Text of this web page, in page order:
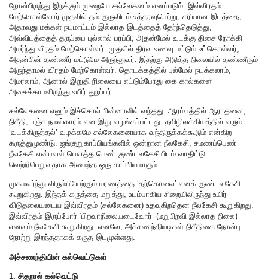
நோன்பிருந்து இறக்கும் முறையே சல்லேகனம் எனப்படும். இவ்விரதம்
மேற்கொள்வோர் முதலில் தம் குருவிடம் உத்தரவுபெற்று, சரியான இடத்தை,
அதாவது மக்கள் நடமாட்டம் இல்லாத இடத்தைத் தேர்ந்தெடுத்து,
அவ்விடத்தைத் தருப்பை புல்லால் பரப்பி, அதன்மேல் வடக்கு திசை நோக்கி
அமர்ந்து விரதம் மேற்கொள்வர். முதலில் திரவ உணவு மட்டும் உட்கொள்வர்,
அதன்பின் தண்ணீர் மட்டுமே அருந்துவர். இதற்கு அடுத்த நிலையில் தண்ணீரும்
அருந்தாமல் விரதம் மேற்கொள்வர். தொடக்கத்தில் புல்மேல் நடக்கலாம்,
அமரலாம், ஆனால் இறுதி நிலையை எட்டும்போது கை கால்களை
அசைக்காமலிருந்து உயிர் துறப்பர்.
சல்லேகனை எனும் இச்சொல் பின்னாளில் வந்தது. ஆரம்பத்தில் ஆராதனை,
நிசீதி, பஞ்ச நமஸ்காரம் என இது வழங்கப்பட்டது. தமிழிலக்கியத்தில் வரும்
‘வடக்கிருத்தல்’ வழக்கமே சல்லேகனையாக வந்திருக்கக்கூடும் என்கிற
கருத்துமுண்டு. ஐங்குறுகாப்பியங்களில் ஒன்றான நீலகேசி, சமணப்பெண்
நீலகேசி என்பவள் பௌத்த பெண் குண்டலகேசியிடம் வாதிட்டு
வெற்றிபெறுவதாக அமைந்த ஒரு காப்பியமாகும்.
முகமலர்ந்து விரும்பியேற்கும் மரணத்தை ‘தற்கொலை’ எனக் குண்டலகேசி
கூறுகிறது. இந்தக் கருத்தை மறுத்து, உடம்பாகிய சிறையிலிருந்து உயிர்
விடுதலையடைய இவ்விரதம் (சல்லேகனை) உதவுகிறதென நீலகேசி கூறுகிறது.
இவ்விரதம் இருப்போர் ‘பிறவாநிலையடைவோர்’ (மறுபிறவி இல்லாத நிலை)
எனவும் நீலகேசி கூறுகிறது. எனவே, அச்சணந்தியடிகள் நிசீதிகை நோன்பு
நோற்று இறந்ததாகக் கருத இடமுள்ளது.
அச்சணந்தியின் கல்வெட்டுகள்
1. சிதறால் கல்வெட்டு